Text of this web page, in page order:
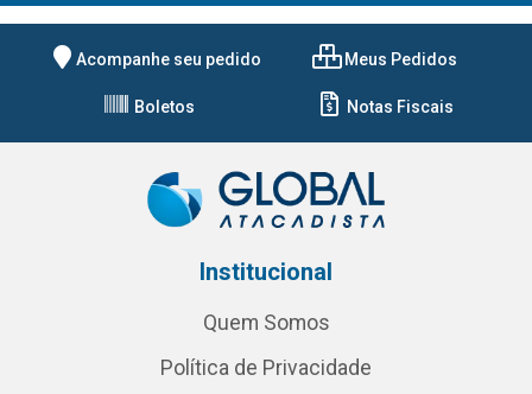
Acompanhe seu pedido Meus Pedidos
Boletos Notas Fiscais
Institucional
Quem Somos
Política de Privacidade